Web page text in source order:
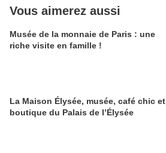
Vous aimerez aussi
Musée de la monnaie de Paris : une
riche visite en famille !
La Maison Élysée, musée, café chic et
boutique du Palais de l’Élysée